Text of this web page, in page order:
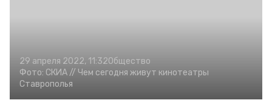
29 апреля 2022, 11:32Общество
Фото: СКИА // Чем сегодня живут кинотеатры
Ставрополья